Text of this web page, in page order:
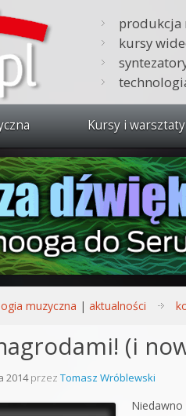
produkcja
kursy
Kursy i warsztaty
Zobacz
Synteza dźwięku 🔥
Produkcja
Bitwig Studio od
Sound Forge od
muzyczna | aktualności
(i
2014przez Tomasz Wróblewski